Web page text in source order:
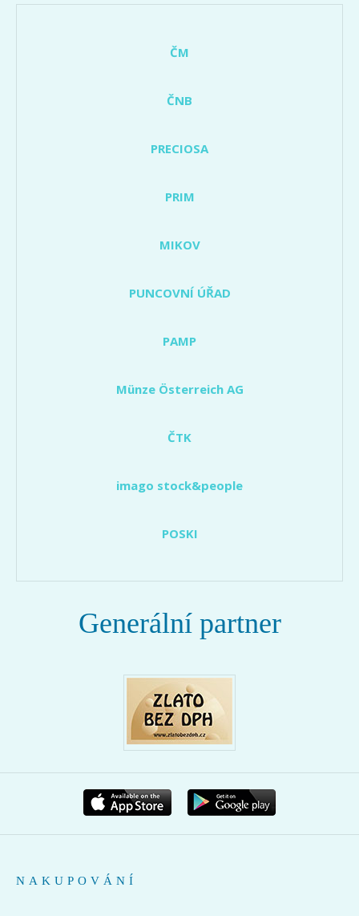
ČM
ČNB
PRECIOSA
PRIM
MIKOV
PUNCOVNÍ ÚŘAD
PAMP
Münze Österreich AG
ČTK
imago stock&people
POSKI
Generální partner
NAKUPOVÁNÍ